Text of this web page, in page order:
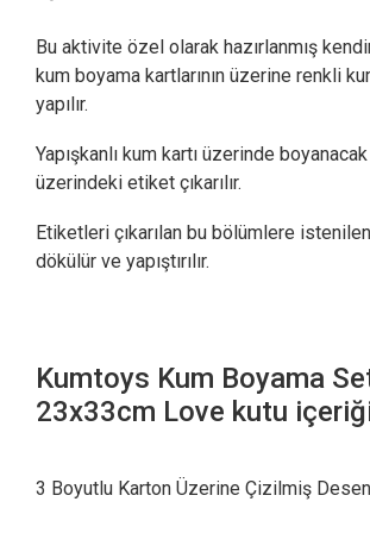
Bu aktivite özel olarak hazırlanmış
kum boyama kartlarının üzerine renkli
yapılır.
Yapışkanlı kum kartı üzerinde
üzerindeki etiket çıkarılır.
Etiketleri çıkarılan bu bölümlere
dökülür ve yapıştırılır.
Kumtoys Kum Boyama
23x33cm Love kutu
3 Boyutlu Karton Üzerine Çizilmiş